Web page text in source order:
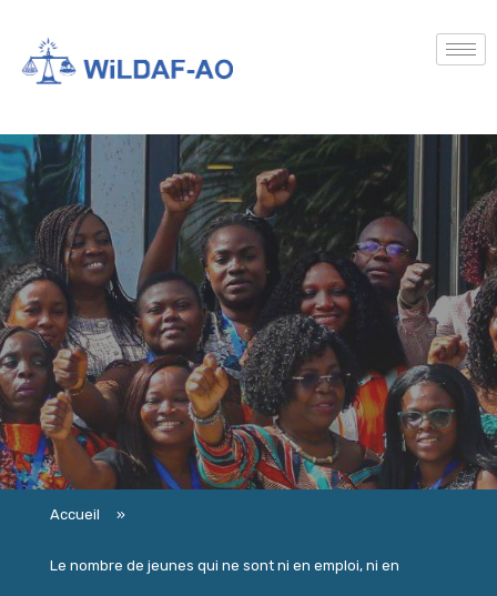
Accueil »
Le nombre de jeunes qui ne sont ni en emploi, ni en